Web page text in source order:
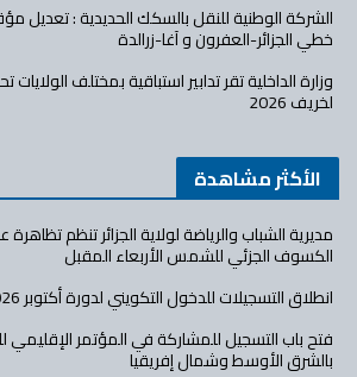
الشركة الوطنية للنقل بالسكك الحديدية : تعديل
خطي الجزائر-العفرون و آغا-زرالدة
وزارة الداخلية تقر تدابير استباقية بمختلف الولايات
لخريف 2026
الأكثر مشاهدة
مديرية الشباب والرياضة لولاية الجزائر تنظم
الكسوف الجزئي للشمس الأربعاء المقبل
انطلاق التسجيلات للدخول التكويني لدورة أكتوبر 2026 ابتداء من 08 أوت
فتح باب التسجيل للمشاركة في المؤتمر الإقليمي
بالشرق الأوسط وشمال إفريقيا